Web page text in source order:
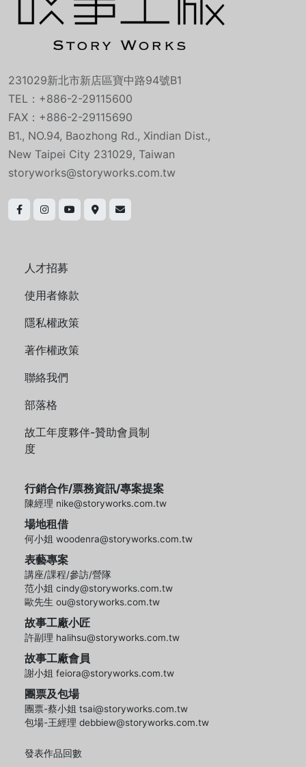
231029新北市新店區寶中路94號B1
TEL：+886-2-29115600
FAX：+886-2-29115690
B1., NO.94, Baozhong Rd., Xindian Dist.,
New Taipei City 231029, Taiwan
storyworks@storyworks.com.tw
人才招募
使用者條款
隱私權政策
著作權政策
聯絡我們
部落格
故工年度夥伴-贊助會員制
度
行銷合作/票務資訊/專案提案
陳經理 nike@storyworks.com.tw
場地租借
何小姐 woodenra@storyworks.com.tw
表藝專案
講座/課程/參訪/營隊
范小姐 cindy@storyworks.com.tw
歐先生 ou@storyworks.com.tw
故事工廠小匠
許副理 halihsu@storyworks.com.tw
故事工廠會員
謝小姐 feiora@storyworks.com.tw
團票及包場
團票-蔡小姐 tsai@storyworks.com.tw
包場-王經理 debbiew@storyworks.com.tw
發表作品回數